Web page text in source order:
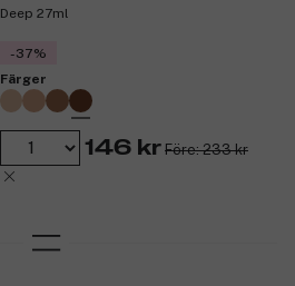
Deep 27ml
-37%
Färger
146 kr Före: 233 kr